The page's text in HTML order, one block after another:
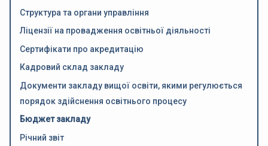
Структура та органи управління
Ліцензії на провадження освітньої діяльності
Сертифікати про акредитацію
Кадровий склад закладу
Документи закладу вищої освіти, якими регулюється
порядок здійснення освітнього процесу
Бюджет закладу
Річний звіт